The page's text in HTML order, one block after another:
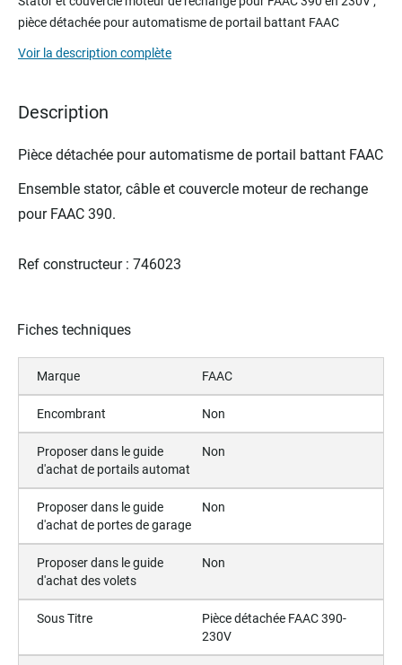
the
beginning
of
gallery
pièce détachée pour automatisme de portail battant FAAC
Voir la description complète
Description
Pièce détachée pour automatisme de portail battant FAAC
Ensemble stator, câble et couvercle moteur de rechange
pour FAAC 390.
Ref constructeur : 746023
Fiches techniques
Marque FAAC
Encombrant Non
Proposer dans le guide
d'achat de portails automat
Non
Proposer dans le guide
d'achat de portes de garage
Non
Proposer dans le guide
d'achat des volets
Non
Sous Titre
Pièce détachée FAAC 390-
230V